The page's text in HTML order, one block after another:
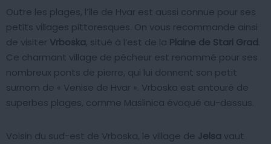
Outre les plages, l’île de Hvar est aussi connue pour ses
petits villages pittoresques. On vous recommande ainsi
de visiter Vrboska, situé à l’est de la Plaine de Stari Grad
Ce charmant village de pêcheur est renommé pour ses
nombreux ponts de pierre, qui lui donnent son petit
surnom de « Venise de Hvar ». Vrboska est entouré de
superbes plages, comme Maslinica évoqué au-dessus.
Voisin du sud-est de Vrboska, le village de Jelsa vaut